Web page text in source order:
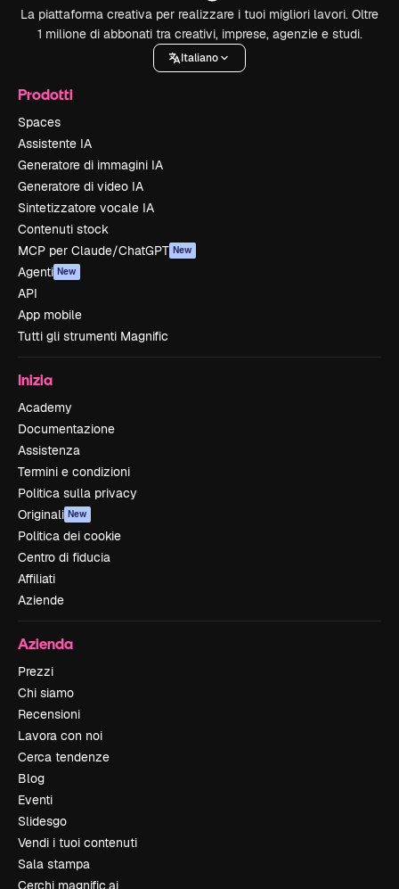
La piattaforma creativa per realizzare i tuoi migliori lavori. Oltre
1 milione di abbonati tra creativi, imprese, agenzie e studi.
Italiano
Prodotti
Spaces
Assistente IA
Generatore di immagini IA
Generatore di video IA
Sintetizzatore vocale IA
Contenuti stock
MCP per Claude/ChatGPT New
Agenti New
API
App mobile
Tutti gli strumenti Magnific
Inizia
Academy
Documentazione
Assistenza
Termini e condizioni
Politica sulla privacy
Originali New
Politica dei cookie
Centro di fiducia
Affiliati
Aziende
Azienda
Prezzi
Chi siamo
Recensioni
Lavora con noi
Cerca tendenze
Blog
Eventi
Slidesgo
Vendi i tuoi contenuti
Sala stampa
Cerchi magnific.ai